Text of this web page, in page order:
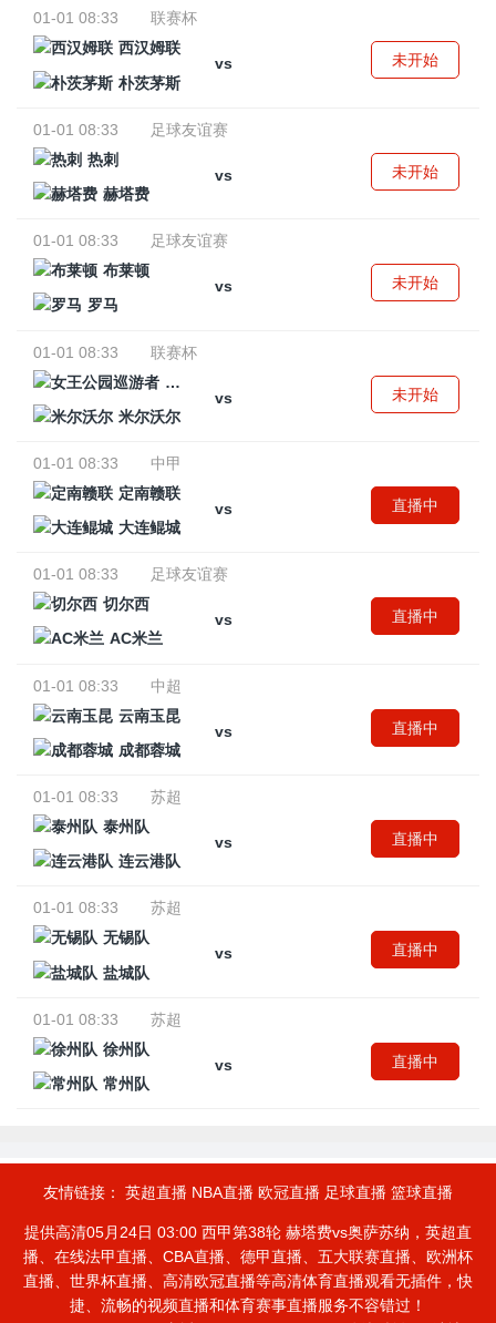
01-01 08:33
联赛杯
西汉姆联
vs
朴茨茅斯
未开始
01-01 08:33
足球友谊赛
热刺
vs
赫塔费
未开始
01-01 08:33
足球友谊赛
布莱顿
vs
罗马
未开始
01-01 08:33
联赛杯
女王公园巡游者
vs
米尔沃尔
未开始
01-01 08:33
中甲
定南赣联
vs
大连鲲城
直播中
01-01 08:33
足球友谊赛
切尔西
vs
AC米兰
直播中
01-01 08:33
中超
云南玉昆
vs
成都蓉城
直播中
01-01 08:33
苏超
泰州队
vs
连云港队
直播中
01-01 08:33
苏超
无锡队
vs
盐城队
直播中
01-01 08:33
苏超
徐州队
vs
常州队
直播中
友情链接： 英超直播 NBA直播 欧冠直播 足球直播 篮球直播
提供高清05月24日 03:00 西甲第38轮 赫塔费vs奥萨苏纳，英超直
播、在线法甲直播、CBA直播、德甲直播、五大联赛直播、欧洲杯
直播、世界杯直播、高清欧冠直播等高清体育直播观看无插件，快
捷、流畅的视频直播和体育赛事直播服务不容错过！